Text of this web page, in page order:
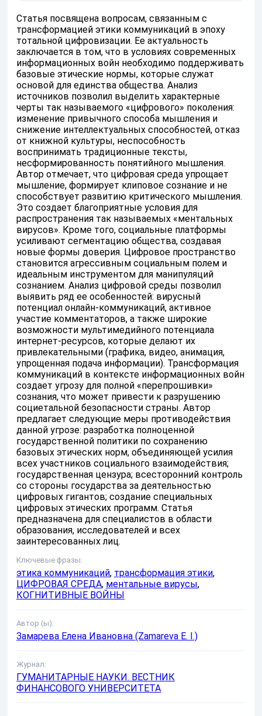
Статья посвящена вопросам, связанным с
трансформацией этики коммуникаций в эпоху
тотальной цифровизации. Ее актуальность
заключается в том, что в условиях современных
информационных войн необходимо поддерживать
базовые этические нормы, которые служат
основой для единства общества. Анализ
источников позволил выделить характерные
черты так называемого «цифрового» поколения:
изменение привычного способа мышления и
снижение интеллектуальных способностей, отказ
от книжной культуры, неспособность
воспринимать традиционные тексты,
несформированность понятийного мышления.
Автор отмечает, что цифровая среда упрощает
мышление, формирует клиповое сознание и не
способствует развитию критического мышления.
Это создает благоприятные условия для
распространения так называемых «ментальных
вирусов». Кроме того, социальные платформы
усиливают сегментацию общества, создавая
новые формы доверия. Цифровое пространство
становится агрессивным социальным полем и
идеальным инструментом для манипуляций
сознанием. Анализ цифровой среды позволил
выявить ряд ее особенностей: вирусный
потенциал онлайн-коммуникаций, активное
участие комментаторов, а также широкие
возможности мультимедийного потенциала
интернет-ресурсов, которые делают их
привлекательными (графика, видео, анимация,
упрощенная подача информации). Трансформация
коммуникаций в контексте информационных войн
создает угрозу для полной «перепрошивки»
сознания, что может привести к разрушению
социетальной безопасности страны. Автор
предлагает следующие меры противодействия
данной угрозе: разработка полноценной
государственной политики по сохранению
базовых этических норм, объединяющей усилия
всех участников социального взаимодействия;
государственная цензура; всесторонний контроль
со стороны государства за деятельностью
цифровых гигантов; создание специальных
цифровых этических программ. Статья
предназначена для специалистов в области
образования, исследователей и всех
заинтересованных лиц.
Ключевые фразы:
этика коммуникаций, трансформация этики,
ЦИФРОВАЯ СРЕДА, ментальные вирусы,
КОГНИТИВНЫЕ ВОЙНЫ
Автор (ы):
Замарева Елена Ивановна (Zamareva E. I.)
Журнал:
ГУМАНИТАРНЫЕ НАУКИ. ВЕСТНИК
ФИНАНСОВОГО УНИВЕРСИТЕТА